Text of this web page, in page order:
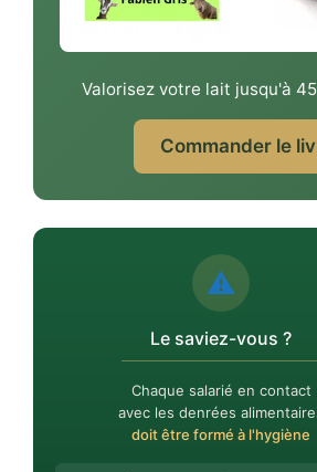
Valorisez votre lait jusqu'à
Commander le
⚠️
Le saviez-vous ?
Chaque salarié en contact
avec les denrées
doit être formé à l'hygiène